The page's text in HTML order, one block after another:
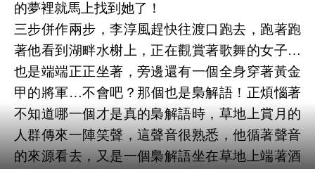
的夢裡就馬上找到她了！
三步併作兩步，李淳風趕快往渡口跑去，跑著跑
著他看到湖畔水榭上，正在觀賞著歌舞的女子…
也是端端正正坐著，旁邊還有一個全身穿著黃金
甲的將軍…不會吧？那個也是梟解語！正煩惱著
不知道哪一個才是真的梟解語時，草地上賞月的
人群傳來一陣笑聲，這聲音很熟悉，他循著聲音
的來源看去，又是一個梟解語坐在草地上端著酒